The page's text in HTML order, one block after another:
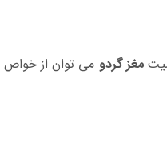
مغز گردو می توان از خواص